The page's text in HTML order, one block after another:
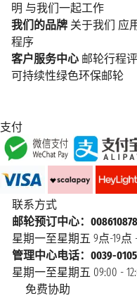
明 与我们一起工作
我们的品牌 关于我们 应
程序
客户服务中心 邮轮行程
可持续性绿色环保邮轮
支付
联系方式
邮轮预订中心：
星期一至星期五 9点-19点
管理中心电话：0039-
星期一至星期五 09:00 -
免费协助